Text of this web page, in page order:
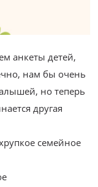
анкеты детей,
нам бы очень
но теперь
другая
семейное